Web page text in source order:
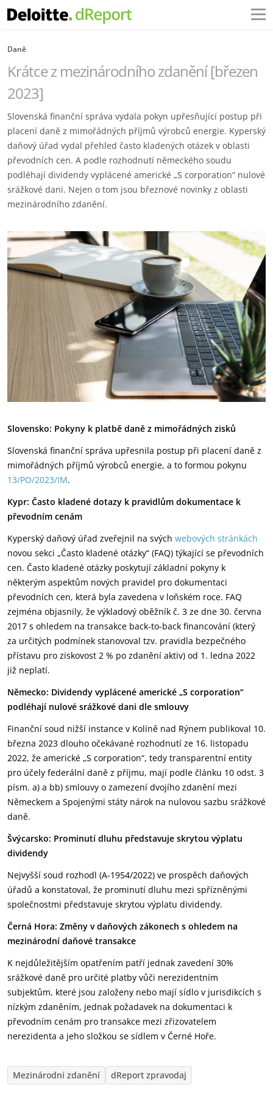
Daně
Krátce z mezinárodního zdanění [březen
2023]
Slovenská finanční správa vydala pokyn upřesňující postup při
placení daně z mimořádných příjmů výrobců energie. Kyperský
daňový úřad vydal přehled často kladených otázek v oblasti
převodních cen. A podle rozhodnutí německého soudu
podléhají dividendy vyplácené americké „S corporation“ nulové
srážkové dani. Nejen o tom jsou březnové novinky z oblasti
mezinárodního zdanění.
Slovensko: Pokyny k platbě daně z mimořádných zisků
Slovenská finanční správa upřesnila postup při placení daně z
mimořádných příjmů výrobců energie, a to formou pokynu
13/PO/2023/IM.
Kypr: Často kladené dotazy k pravidlům dokumentace k
převodním cenám
Kyperský daňový úřad zveřejnil na svých webových stránkách
novou sekci „Často kladené otázky“ (FAQ) týkající se převodních
cen. Často kladené otázky poskytují základní pokyny k
některým aspektům nových pravidel pro dokumentaci
převodních cen, která byla zavedena v loňském roce. FAQ
zejména objasnily, že výkladový oběžník č. 3 ze dne 30. června
2017 s ohledem na transakce back-to-back financování (který
za určitých podmínek stanovoval tzv. pravidla bezpečného
přístavu pro ziskovost 2 % po zdanění aktiv) od 1. ledna 2022
již neplatí.
Německo: Dividendy vyplácené americké „S corporation“
podléhají nulové srážkové dani dle smlouvy
Finanční soud nižší instance v Kolíně nad Rýnem publikoval 10.
března 2023 dlouho očekávané rozhodnutí ze 16. listopadu
2022, že americké „S corporation“, tedy transparentní entity
pro účely federální daně z příjmu, mají podle článku 10 odst. 3
písm. a) a bb) smlouvy o zamezení dvojího zdanění mezi
Německem a Spojenými státy nárok na nulovou sazbu srážkové
daně.
Švýcarsko: Prominutí dluhu představuje skrytou výplatu
dividendy
Nejvyšší soud rozhodl (A-1954/2022) ve prospěch daňových
úřadů a konstatoval, že prominutí dluhu mezi spřízněnými
společnostmi představuje skrytou výplatu dividendy.
Černá Hora: Změny v daňových zákonech s ohledem na
mezinárodní daňové transakce
K nejdůležitějším opatřením patří jednak zavedení 30%
srážkové daně pro určité platby vůči nerezidentním
subjektům, které jsou založeny nebo mají sídlo v jurisdikcích s
nízkým zdaněním, jednak požadavek na dokumentaci k
převodním cenám pro transakce mezi zřizovatelem
nerezidenta a jeho složkou se sídlem v Černé Hoře.
Mezinárodní zdanění dReport zpravodaj